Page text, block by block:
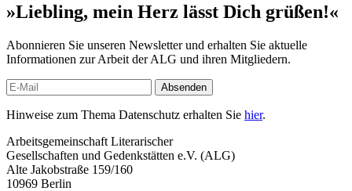
»Liebling, mein Herz lässt Dich grüßen!«
Abonnieren Sie unseren Newsletter und erhalten Sie aktuelle
Informationen zur Arbeit der ALG und ihren Mitgliedern.
Absenden
Hinweise zum Thema Datenschutz erhalten Sie hier.
Arbeitsgemeinschaft Literarischer
Gesellschaften und Gedenkstätten e.V. (ALG)
Alte Jakobstraße 159/160
10969 Berlin